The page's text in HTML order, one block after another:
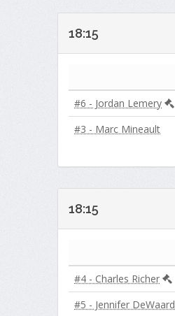
18:15
#6 - Jordan Lemery
#3 - Marc Mineault
18:15
#4 - Charles Richer
#5 - Jennifer DeWaard